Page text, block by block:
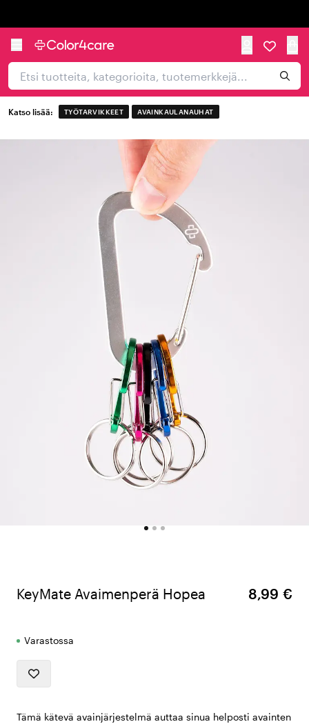
Katso lisää: TYÖTARVIKKEET AVAINKAULANAUHAT
KeyMate Avaimenperä Hopea 8,99 €
Varastossa
Tämä kätevä avainjärjestelmä auttaa sinua helposti avainten